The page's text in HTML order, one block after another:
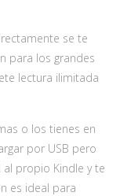
se te
para los grandes
lectura ilimitada
o los tienes en
por USB pero
propio Kindle y te
es ideal para